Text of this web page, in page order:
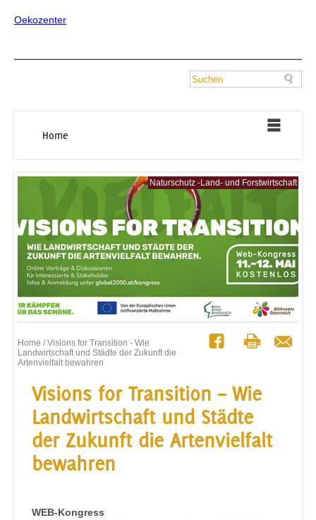
Oekozenter
Home
Naturschutz -Land- und Forstwirtschaft
Home / Visions for Transition - Wie
Landwirtschaft und Städte der Zukunft die
Artenvielfalt bewahren
Visions for Transition – Wie
Landwirtschaft und Städte
der Zukunft die Artenvielfalt
bewahren
WEB-Kongress